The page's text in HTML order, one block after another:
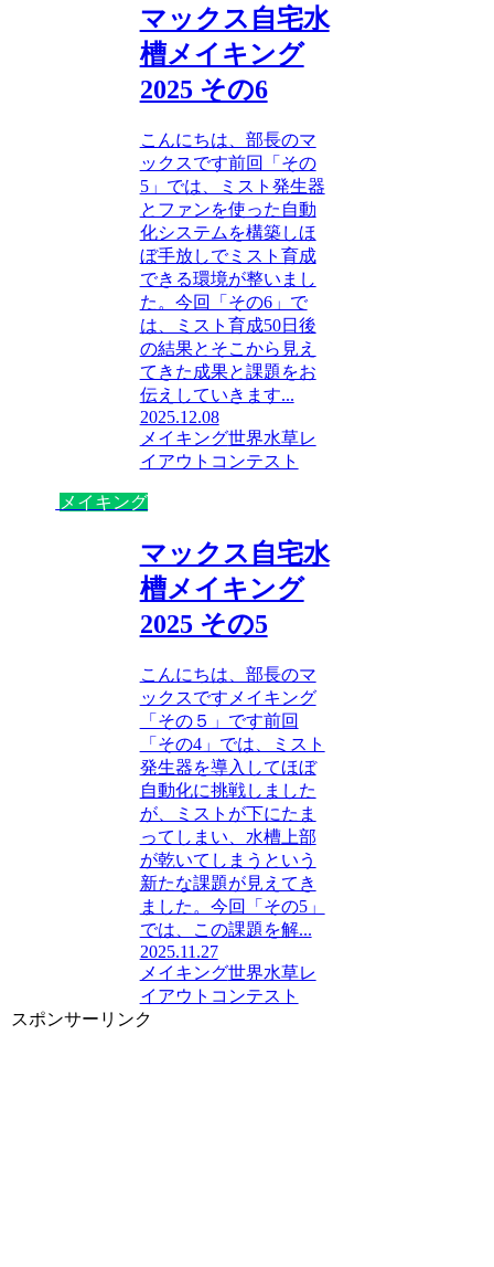
マックス自宅水
槽メイキング
2025 その6
こんにちは、部長のマ
ックスです前回「その
5」では、ミスト発生器
とファンを使った自動
化システムを構築しほ
ぼ手放しでミスト育成
できる環境が整いまし
た。今回「その6」で
は、ミスト育成50日後
の結果とそこから見え
てきた成果と課題をお
伝えしていきます...
2025.12.08
メイキング世界水草レ
イアウトコンテスト
メイキング
マックス自宅水
槽メイキング
2025 その5
こんにちは、部長のマ
ックスですメイキング
「その５」です前回
「その4」では、ミスト
発生器を導入してほぼ
自動化に挑戦しました
が、ミストが下にたま
ってしまい、水槽上部
が乾いてしまうという
新たな課題が見えてき
ました。今回「その5」
では、この課題を解...
2025.11.27
メイキング世界水草レ
イアウトコンテスト
スポンサーリンク